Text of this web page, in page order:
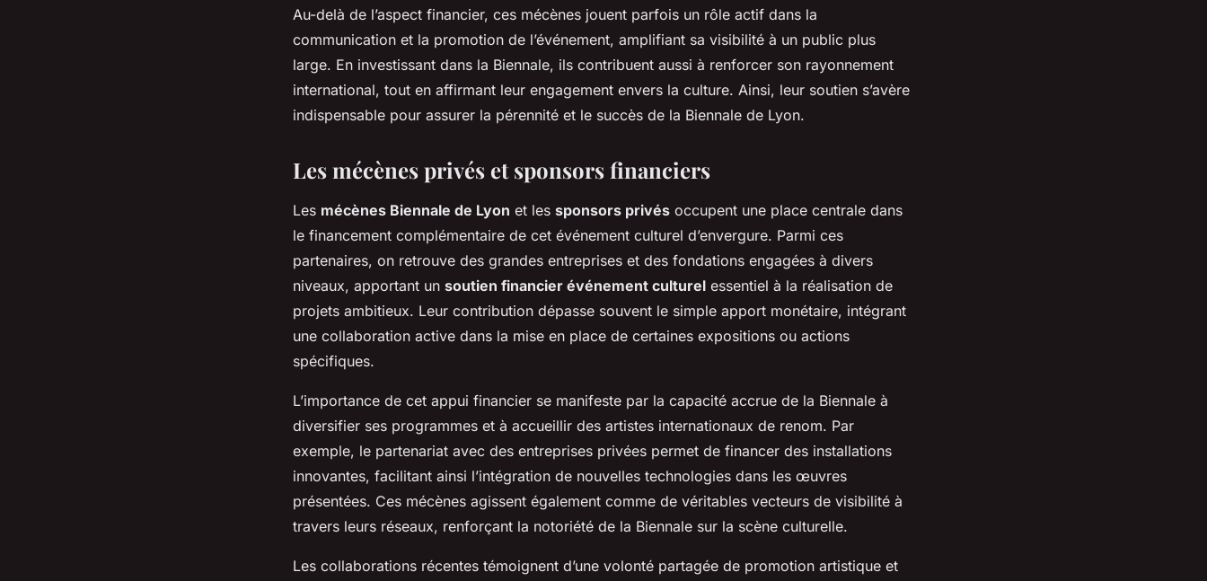
Au-delà de l’aspect financier, ces mécènes jouent parfois un rôle actif dans la
communication et la promotion de l’événement, amplifiant sa visibilité à un public plus
large. En investissant dans la Biennale, ils contribuent aussi à renforcer son rayonnement
international, tout en affirmant leur engagement envers la culture. Ainsi, leur soutien s’avère
indispensable pour assurer la pérennité et le succès de la Biennale de Lyon.
Les mécènes privés et sponsors financiers
Les mécènes Biennale de Lyon et les sponsors privés occupent une place centrale dans
le financement complémentaire de cet événement culturel d’envergure. Parmi ces
partenaires, on retrouve des grandes entreprises et des fondations engagées à divers
niveaux, apportant un soutien financier événement culturel essentiel à la réalisation de
projets ambitieux. Leur contribution dépasse souvent le simple apport monétaire, intégrant
une collaboration active dans la mise en place de certaines expositions ou actions
spécifiques.
L’importance de cet appui financier se manifeste par la capacité accrue de la Biennale à
diversifier ses programmes et à accueillir des artistes internationaux de renom. Par
exemple, le partenariat avec des entreprises privées permet de financer des installations
innovantes, facilitant ainsi l’intégration de nouvelles technologies dans les œuvres
présentées. Ces mécènes agissent également comme de véritables vecteurs de visibilité à
travers leurs réseaux, renforçant la notoriété de la Biennale sur la scène culturelle.
Les collaborations récentes témoignent d’une volonté partagée de promotion artistique et